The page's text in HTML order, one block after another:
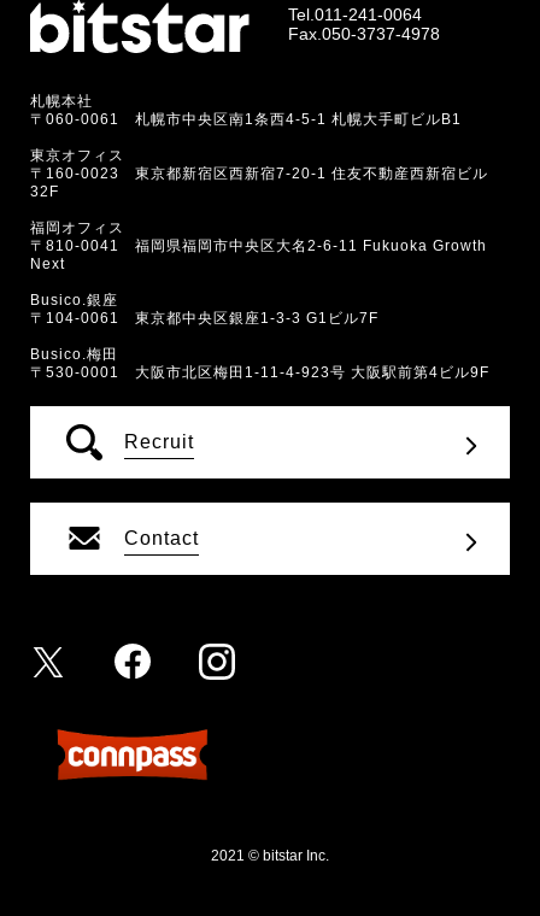
Tel.011-241-0064
Fax.050-3737-4978
札幌本社
〒060-0061 札幌市中央区南1条西4-5-1 札幌大手町ビルB1
東京オフィス
〒160-0023 東京都新宿区西新宿7-20-1 住友不動産西新宿ビル
32F
福岡オフィス
〒810-0041 福岡県福岡市中央区大名2-6-11 Fukuoka Growth
Next
Busico.銀座
〒104-0061 東京都中央区銀座1-3-3 G1ビル7F
Busico.梅田
〒530-0001 大阪市北区梅田1-11-4-923号 大阪駅前第4ビル9F
Recruit
Contact
2021 © bitstar Inc.